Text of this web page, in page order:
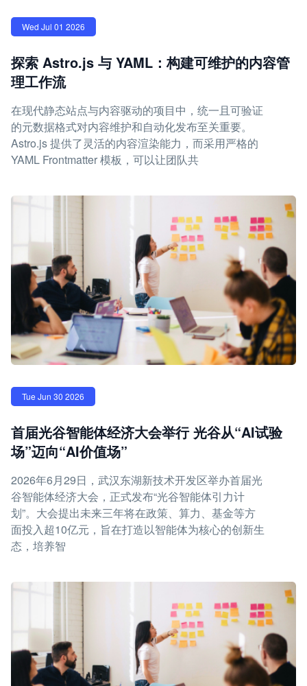
Wed Jul 01 2026
探索 Astro.js 与 YAML：构建可维护的内容管
理工作流
在现代静态站点与内容驱动的项目中，统一且可验证
的元数据格式对内容维护和自动化发布至关重要。
Astro.js 提供了灵活的内容渲染能力，而采用严格的
YAML Frontmatter 模板，可以让团队共
Tue Jun 30 2026
首届光谷智能体经济大会举行 光谷从“AI试验
场”迈向“AI价值场”
2026年6月29日，武汉东湖新技术开发区举办首届光
谷智能体经济大会，正式发布“光谷智能体引力计
划”。大会提出未来三年将在政策、算力、基金等方
面投入超10亿元，旨在打造以智能体为核心的创新生
态，培养智